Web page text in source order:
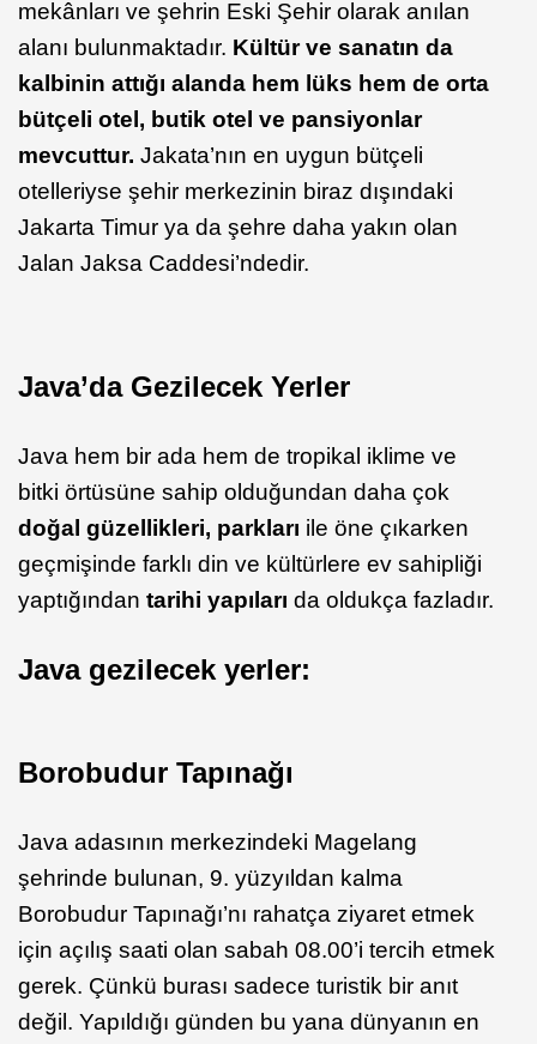
mekânları ve şehrin Eski Şehir olarak anılan
alanı bulunmaktadır. Kültür ve sanatın da
kalbinin attığı alanda hem lüks hem de orta
bütçeli otel, butik otel ve pansiyonlar
mevcuttur. Jakata’nın en uygun bütçeli
otelleriyse şehir merkezinin biraz dışındaki
Jakarta Timur ya da şehre daha yakın olan
Jalan Jaksa Caddesi’ndedir.
Java’da Gezilecek Yerler
Java hem bir ada hem de tropikal iklime ve
bitki örtüsüne sahip olduğundan daha çok
doğal güzellikleri, parkları ile öne çıkarken
geçmişinde farklı din ve kültürlere ev sahipliği
yaptığından tarihi yapıları da oldukça fazladır.
Java gezilecek yerler:
Borobudur Tapınağı
Java adasının merkezindeki Magelang
şehrinde bulunan, 9. yüzyıldan kalma
Borobudur Tapınağı’nı rahatça ziyaret etmek
için açılış saati olan sabah 08.00’i tercih etmek
gerek. Çünkü burası sadece turistik bir anıt
değil. Yapıldığı günden bu yana dünyanın en